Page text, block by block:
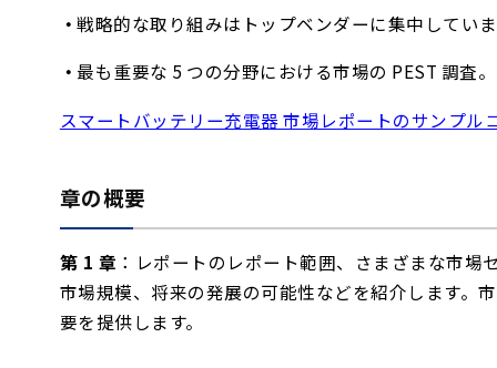
戦略的な取り組みはトップベンダーに集中してい
最も重要な 5 つの分野における市場の PEST 調査。
スマートバッテリー充電器 市場レポートのサンプル
章の概要
第 1 章 ：レポートのレポート範囲、さまざまな市
市場規模、将来の発展の可能性などを紹介します。
要を提供します。